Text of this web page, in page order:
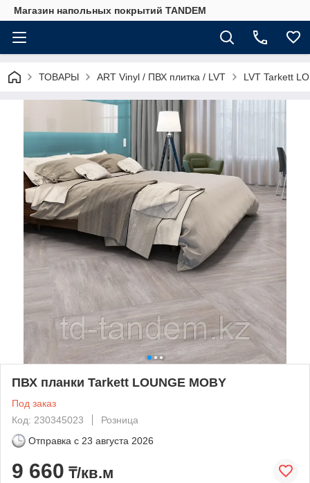
Магазин напольных покрытий TANDEM
ТОВАРЫ ART Vinyl / ПВХ плитка / LVT LVT Tarkett
ПВХ планки Tarkett LOUNGE MOBY
Под заказ
Код: 230345023
Розница
Отправка с 23 августа 2026
9 660 ₸/кв.м